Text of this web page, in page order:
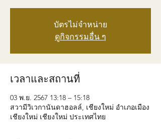
บัตรไม่จำหน่าย
ดูกิจกรรมอื่น ๆ
เวลาและสถานที่
03 พ.ย. 2567 13:18 – 15:18
สวามีวิเวกานันดาฮอลล์, เชียงใหม่ อำเภอเมือง
เชียงใหม่ เชียงใหม่ ประเทศไทย